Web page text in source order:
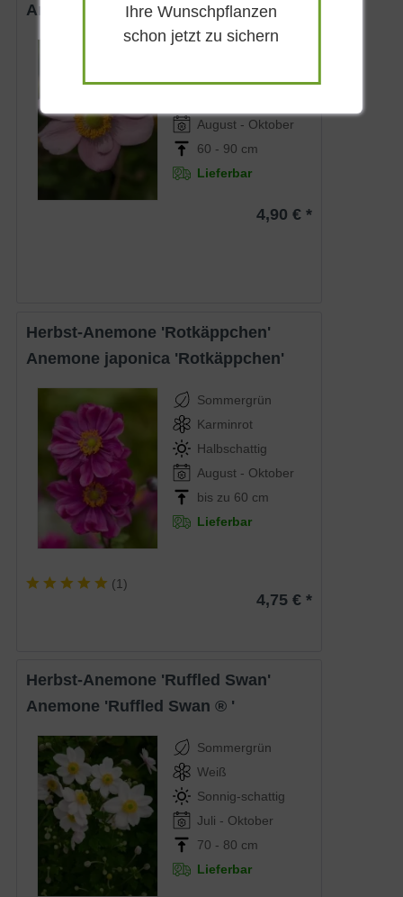
Anemone japonica 'Rosenschale'
August - Oktober
60 - 90 cm
Lieferbar
4,90 € *
Herbst-Anemone 'Rotkäppchen'
Anemone japonica 'Rotkäppchen'
Sommergrün
Karminrot
Halbschattig
August - Oktober
bis zu 60 cm
Lieferbar
(1)
4,75 € *
Herbst-Anemone 'Ruffled Swan'
Anemone 'Ruffled Swan ® '
Sommergrün
Weiß
Sonnig-schattig
Juli - Oktober
70 - 80 cm
Lieferbar
Ihre Wunschpflanzen
schon jetzt zu sichern